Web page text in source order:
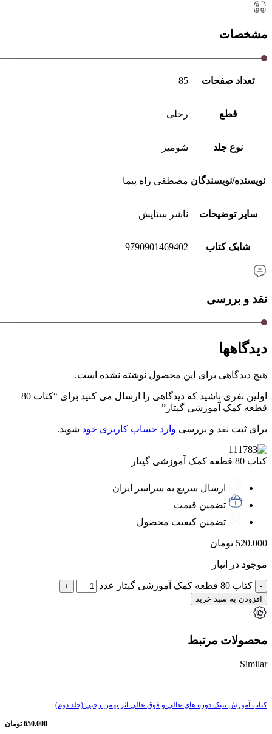
مشخصات
تعداد صفحات 85
قطع رحلی
نوع جلد شومیز
نویسنده/نویسندگان مصطفی راه پیما
سایر توضیحات ناشر ستایش
شابک کتاب 9790901469402
نقد و بررسی
دیدگاهها
هیچ دیدگاهی برای این محصول نوشته نشده است.
اولین نفری باشید که دیدگاهی را ارسال می کنید برای “کتاب 80
قطعه کمک آموزشی گیتار”
برای ثبت نقد و بررسی وارد حساب کاربری خود شوید.
کتاب 80 قطعه کمک آموزشی گیتار
ارسال سریع به سراسر ایران
تضمین قیمت
تضمین کیفیت محصول
520.000 تومان
موجود در انبار
کتاب 80 قطعه کمک آموزشی گیتار عدد
افزودن به سبد خرید
محصولات مرتبط
Similar
کتاب آموزش تنبک دوره های عالی و فوق عالی اثر بهمن رجبی (جلد دوم)
650.000 تومان